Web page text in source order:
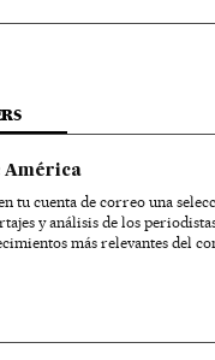
América
tu cuenta de correo una
y análisis de los
más relevantes del